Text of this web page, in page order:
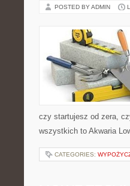
POSTED BY ADMIN
czy startujesz od zera,
wszystkich to Akwaria
CATEGORIES: